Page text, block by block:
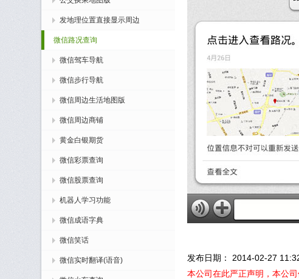
发地理位置直接显示周边
微信路况查询
微信驾车导航
微信步行导航
微信周边生活地图版
微信周边商铺
黄金白银期货
微信彩票查询
微信股票查询
机器人学习功能
微信成语字典
微信笑话
微信实时翻译(语音)
发布日期： 2014-02-27
本公司在此严正声明，本公